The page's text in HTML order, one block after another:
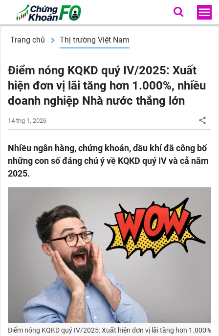
Trang chủ Thị trường Việt Nam
Điểm nóng KQKD quý IV/2025: Xuất
hiện đơn vị lãi tăng hơn 1.000%, nhiều
doanh nghiệp Nhà nước thắng lớn
14 thg 1, 2026
Nhiều ngân hàng, chứng khoán, dầu khí đã công bố
những con số đáng chú ý về KQKD quý IV và cả năm
2025.
Điểm nóng KQKD quý IV/2025: Xuất hiện đơn vị lãi tăng hơn 1.000%